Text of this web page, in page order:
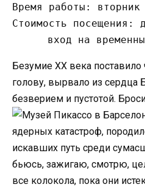
Время работы:
Стоимость
вход на
Безумие XX века поставило
голову, вырвало из сердца
безверием и пустотой.
ядерных катастроф,
искавших путь среди
бьюсь, зажигаю, смотрю,
все колокола, пока они